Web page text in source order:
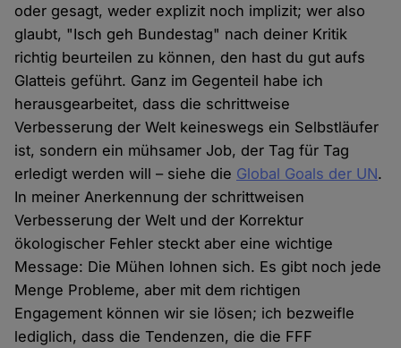
oder gesagt, weder explizit noch implizit; wer also
glaubt, "Isch geh Bundestag" nach deiner Kritik
richtig beurteilen zu können, den hast du gut aufs
Glatteis geführt. Ganz im Gegenteil habe ich
herausgearbeitet, dass die schrittweise
Verbesserung der Welt keineswegs ein Selbstläufer
ist, sondern ein mühsamer Job, der Tag für Tag
erledigt werden will – siehe die Global Goals der UN.
In meiner Anerkennung der schrittweisen
Verbesserung der Welt und der Korrektur
ökologischer Fehler steckt aber eine wichtige
Message: Die Mühen lohnen sich. Es gibt noch jede
Menge Probleme, aber mit dem richtigen
Engagement können wir sie lösen; ich bezweifle
lediglich, dass die Tendenzen, die die FFF